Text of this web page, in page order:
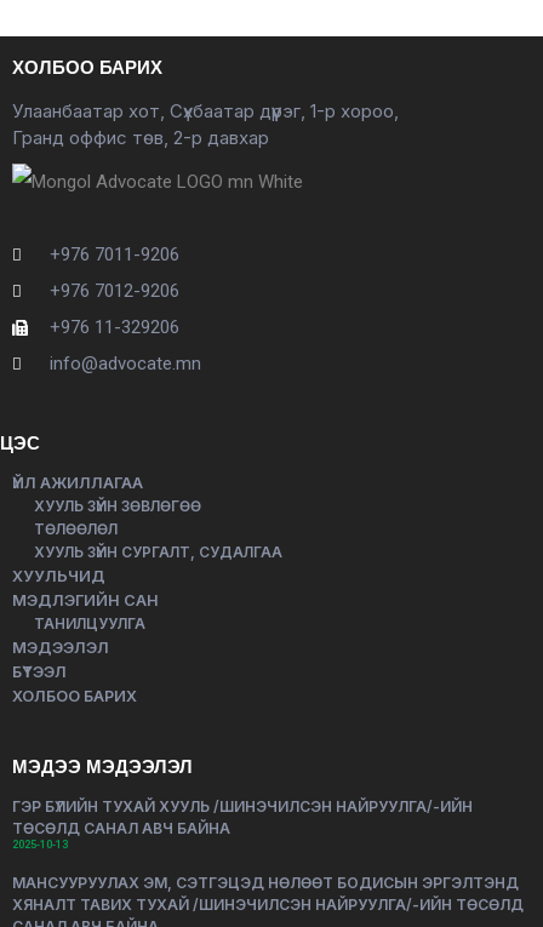
ХОЛБОО БАРИХ
Улаанбаатар хот, Сүхбаатар дүүрэг, 1-р хороо,
Гранд оффис төв, 2-р давхар
+976 7011-9206
+976 7012-9206
+976 11-329206
info@advocate.mn
ЦЭС
ҮЙЛ АЖИЛЛАГАА
ХУУЛЬ ЗҮЙН ЗӨВЛӨГӨӨ
ТӨЛӨӨЛӨЛ
ХУУЛЬ ЗҮЙН СУРГАЛТ, СУДАЛГАА
ХУУЛЬЧИД
МЭДЛЭГИЙН САН
ТАНИЛЦУУЛГА
МЭДЭЭЛЭЛ
БҮТЭЭЛ
ХОЛБОО БАРИХ
МЭДЭЭ МЭДЭЭЛЭЛ
ГЭР БҮЛИЙН ТУХАЙ ХУУЛЬ /ШИНЭЧИЛСЭН НАЙРУУЛГА/-ИЙН
ТӨСӨЛД САНАЛ АВЧ БАЙНА
2025-10-13
МАНСУУРУУЛАХ ЭМ, СЭТГЭЦЭД НӨЛӨӨТ БОДИСЫН ЭРГЭЛТЭНД
ХЯНАЛТ ТАВИХ ТУХАЙ /ШИНЭЧИЛСЭН НАЙРУУЛГА/-ИЙН ТӨСӨЛД